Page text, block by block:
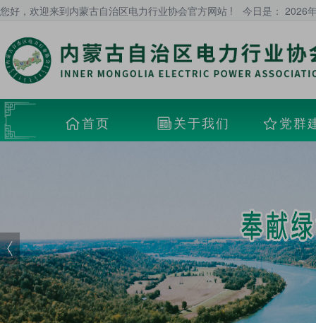
您好，欢迎来到内蒙古自治区电力行业协会官方网站 ! 今日是： 2026
首页 关于我们 党群